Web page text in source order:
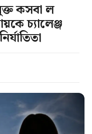
কসবা ল
চ্যালেঞ্জ